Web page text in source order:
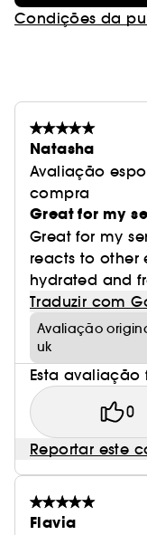
Condições da
Natasha
Avaliação
compra
Great for my
Great for my
reacts to other
hydrated and
Traduzir com
Avaliação
uk
Esta avaliação
0
Reportar este
Flavia